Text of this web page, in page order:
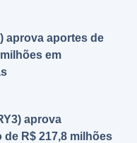
aprova aportes de
em
aprova
de R$ 217,8 milhões